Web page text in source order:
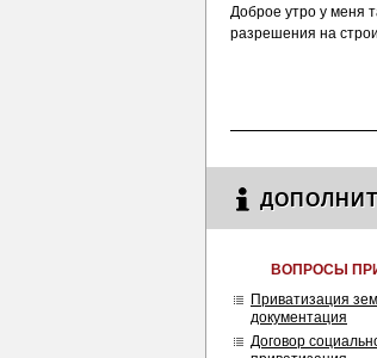
Доброе утро у меня
разрешения на
ВОПРОСЫ
Приватизация
документация
Договор